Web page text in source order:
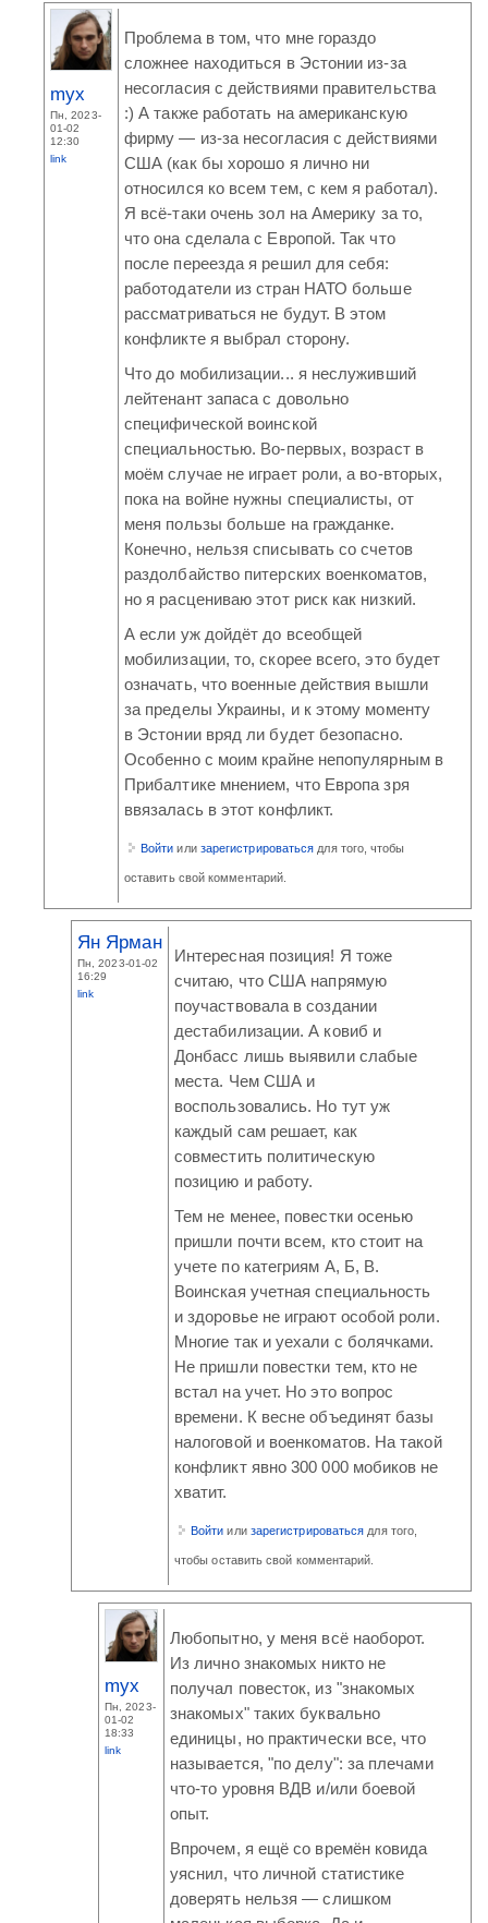
myx
Пн, 2023-
01-02
12:30
link
Проблема в том, что мне гораздо
сложнее находиться в Эстонии из-за
несогласия с действиями правительства
:) А также работать на американскую
фирму — из-за несогласия с действиями
США (как бы хорошо я лично ни
относился ко всем тем, с кем я работал).
Я всё-таки очень зол на Америку за то,
что она сделала с Европой. Так что
после переезда я решил для себя:
работодатели из стран НАТО больше
рассматриваться не будут. В этом
конфликте я выбрал сторону.
Что до мобилизации... я неслуживший
лейтенант запаса с довольно
специфической воинской
специальностью. Во-первых, возраст в
моём случае не играет роли, а во-вторых,
пока на войне нужны специалисты, от
меня пользы больше на гражданке.
Конечно, нельзя списывать со счетов
раздолбайство питерских военкоматов,
но я расцениваю этот риск как низкий.
А если уж дойдёт до всеобщей
мобилизации, то, скорее всего, это будет
означать, что военные действия вышли
за пределы Украины, и к этому моменту
в Эстонии вряд ли будет безопасно.
Особенно с моим крайне непопулярным в
Прибалтике мнением, что Европа зря
ввязалась в этот конфликт.
Войти или зарегистрироваться для того, чтобы
оставить свой комментарий.
Ян Ярман
Пн, 2023-01-02
16:29
link
Интересная позиция! Я тоже
считаю, что США напрямую
поучаствовала в создании
дестабилизации. А ковиб и
Донбасс лишь выявили слабые
места. Чем США и
воспользовались. Но тут уж
каждый сам решает, как
совместить политическую
позицию и работу.
Тем не менее, повестки осенью
пришли почти всем, кто стоит на
учете по категриям А, Б, В.
Воинская учетная специальность
и здоровье не играют особой роли.
Многие так и уехали с болячками.
Не пришли повестки тем, кто не
встал на учет. Но это вопрос
времени. К весне объединят базы
налоговой и военкоматов. На такой
конфликт явно 300 000 мобиков не
хватит.
Войти или зарегистрироваться для того,
чтобы оставить свой комментарий.
myx
Пн, 2023-
01-02
18:33
link
Любопытно, у меня всё наоборот.
Из лично знакомых никто не
получал повесток, из "знакомых
знакомых" таких буквально
единицы, но практически все, что
называется, "по делу": за плечами
что-то уровня ВДВ и/или боевой
опыт.
Впрочем, я ещё со времён ковида
уяснил, что личной статистике
доверять нельзя — слишком